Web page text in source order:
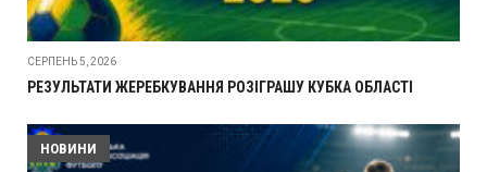
СЕРПЕНЬ 5, 2026
РЕЗУЛЬТАТИ ЖЕРЕБКУВАННЯ РОЗІГРАШУ КУБКА ОБЛАСТІ
НОВИНИ